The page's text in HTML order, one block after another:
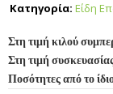
Κατηγορία: Είδη
Στη τιμή κιλού
Στη τιμή
Ποσότητες από το